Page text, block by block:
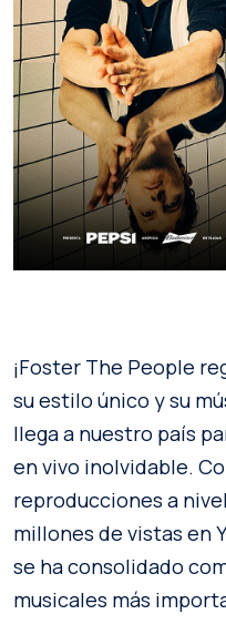
¡Foster The People
su estilo único y su
llega a nuestro país
en vivo inolvidable.
reproducciones a
millones de vistas en
se ha consolidado
musicales más